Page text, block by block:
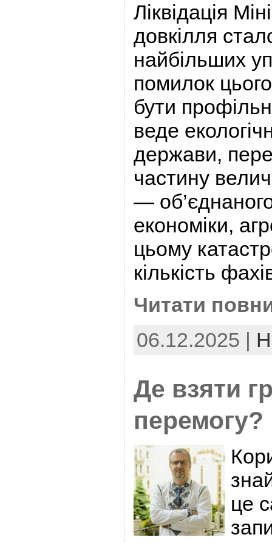
Ліквідація
довкілля
найбільших
помилок
бути
веде
держави,
частину
—
економіки,
цьому
кількість
Читати
06.12.2025 |
Де взяти
перемогу?
це